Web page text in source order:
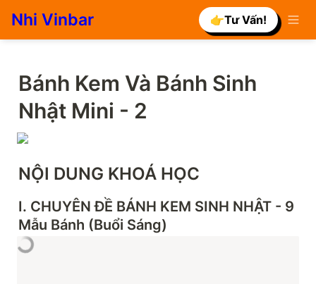
Nhi Vinbar 👉Tư Vấn!
Bánh Kem Và Bánh Sinh
Nhật Mini - 2
NỘI DUNG KHOÁ HỌC
I. CHUYÊN ĐỀ BÁNH KEM SINH NHẬT - 9
Mẫu Bánh (Buổi Sáng)